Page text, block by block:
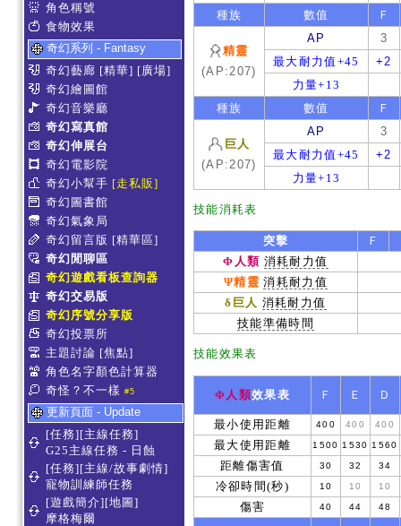
角色稱號
食物效果
奇幻系列 - Fantasy
奇幻藝廊 [精華] [廣場]
奇幻繪圖館
奇幻音樂廳
奇幻寫真館
奇幻伸展台
奇幻電影院
奇幻小幫手 [走私販]
奇幻圖書館
奇幻氣象局
奇幻留言版 [精華區]
奇幻閒聊區
奇幻遊戲看板查詢器
奇幻交易版
奇幻序號分享版
奇幻投票所
主題討論 [焦點]
角色名字顏色計算器
奇怪？不一樣 #5
更新頁面 - Update
[任務][主線任務]
G25主線任務 - 日蝕
[任務][主線/故事劇情]
寵物訓練師任務
[遊戲簡介][地圖]
摩格梅爾
種族
數值 Ｆ
精靈
(AP:207)
AP
3
最大耐力值+45
+2
力量+13
種族
數值 Ｆ
巨人
(AP:207)
AP
3
最大耐力值+45
+2
力量+13
技能消耗表
突擊 Ｆ
Φ人類 消耗耐力值
Ψ精靈 消耗耐力值
δ巨人 消耗耐力值
技能準備時間
技能效果表
Φ人類效果表 Ｆ Ｅ Ｄ
最小使用距離 400 400 400
最大使用距離 1500 1530 1560
距離傷害值 30 32 34
冷卻時間(秒) 10 10 10
傷害 40 44 48